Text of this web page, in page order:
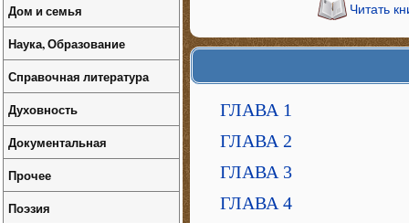
Читать
ГЛАВА 1
ГЛАВА 2
ГЛАВА 3
ГЛАВА 4
Дом и семья
Наука, Образование
Справочная литература
Духовность
Документальная
Прочее
Поэзия